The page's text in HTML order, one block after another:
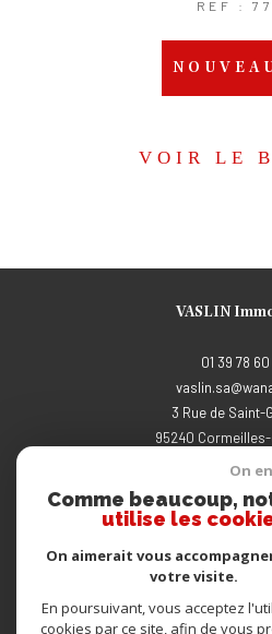
REF :
VOIR LE
VASLIN
01 39 78
3 Rue de Saint-
95240
Nous
On
Comme beaucoup,
utilise les
On aimerait vous
votre visite.
En poursuivant, vous acceptez
cookies par ce site, afin de vous